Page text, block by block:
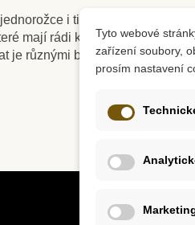
Sentosphere Sada
obrázků - Sablimage:
i ti nejmenší, a to
mají rádi kreativní tvorbu,
je různými barvami písku.
Tyto webové
zařízení soubory,
prosím nastavení